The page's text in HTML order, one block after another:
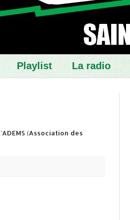
Playlist La radio
(Association des